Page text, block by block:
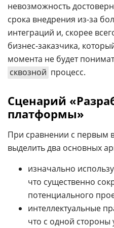
невозможность
срока внедрения из-за
интеграций и, скорее
бизнес-заказчика,
момента не будет
сквозной процесс.
Сценарий
платформы»
При сравнении с первым
выделить два основных
изначально
что существенно
потенциального
интеллектуальные
что с одной стороны